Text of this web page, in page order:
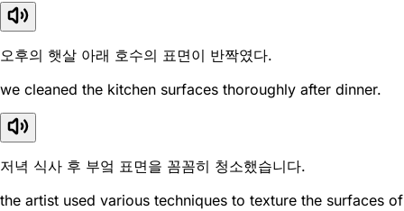
오후의 햇살 아래 호수의 표면이 반짝였다.
we cleaned the kitchen surfaces thoroughly after dinner.
저녁 식사 후 부엌 표면을 꼼꼼히 청소했습니다.
the artist used various techniques to texture the surfaces of